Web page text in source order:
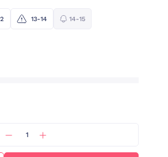
13-14 14-15